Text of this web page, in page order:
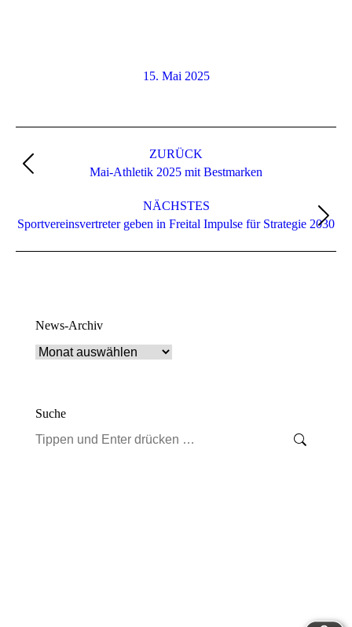
15. Mai 2025
ZURÜCK
Vorheriger
Mai-Athletik 2025 mit Bestmarken
NÄCHSTES
Nächster
Sportvereinsvertreter geben in Freital Impulse für Strategie 2030
News-Archiv
News-
Suche
Search: